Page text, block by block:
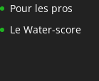
Pour les pros
Le Water-score